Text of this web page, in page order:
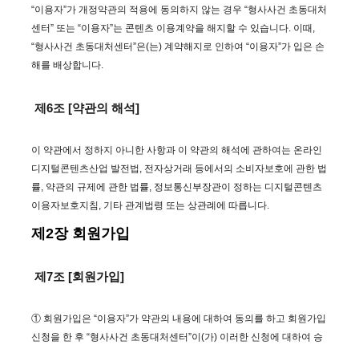
“이용자”가 개정약관의 적용에 동의하지 않는 경우 “형사사건 초동대처
센터” 또는 “이용자”는 콘텐츠 이용계약을 해지할 수 있습니다. 이때,
“형사사건 초동대처센터”은(는) 계약해지로 인하여 “이용자”가 입은 손
해를 배상합니다.
제6조 [약관의 해석]
이 약관에서 정하지 아니한 사항과 이 약관의 해석에 관하여는 온라인
디지털콘텐츠산업 발전법, 전자상거래 등에서의 소비자보호에 관한 법
률, 약관의 규제에 관한 법률, 정보통신부장관이 정하는 디지털콘텐츠
이용자보호지침, 기타 관계법령 또는 상관례에 따릅니다.
제2장 회원가입
제7조 [회원가입]
① 회원가입은 “이용자”가 약관의 내용에 대하여 동의를 하고 회원가입
신청을 한 후 “형사사건 초동대처센터”이(가) 이러한 신청에 대하여 승